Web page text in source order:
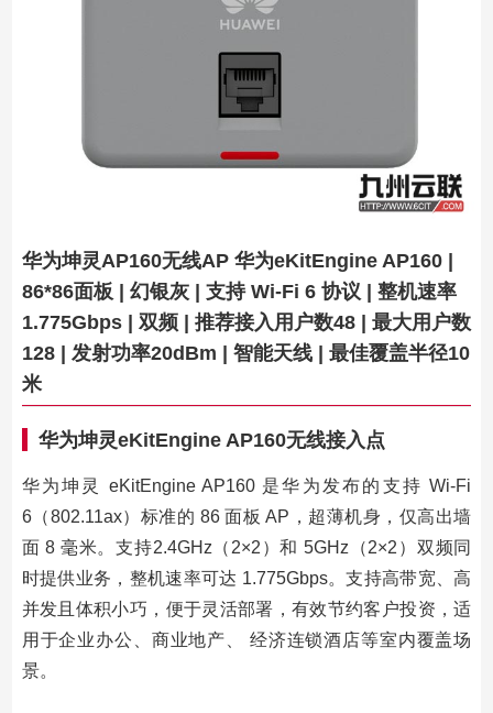
华为坤灵AP160无线AP 华为eKitEngine AP160 |
86*86面板 | 幻银灰 | 支持 Wi-Fi 6 协议 | 整机速率
1.775Gbps | 双频 | 推荐接入用户数48 | 最大用户数
128 | 发射功率20dBm | 智能天线 | 最佳覆盖半径10
米
华为坤灵eKitEngine AP160无线接入点
华为坤灵 eKitEngine AP160 是华为发布的支持 Wi-Fi
6（802.11ax）标准的 86 面板 AP，超薄机身，仅高出墙
面 8 毫米。支持2.4GHz（2×2）和 5GHz（2×2）双频同
时提供业务，整机速率可达 1.775Gbps。支持高带宽、高
并发且体积小巧，便于灵活部署，有效节约客户投资，适
用于企业办公、商业地产、 经济连锁酒店等室内覆盖场
景。